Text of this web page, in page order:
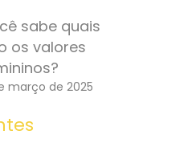
sabe quais
os valores
março de 2025